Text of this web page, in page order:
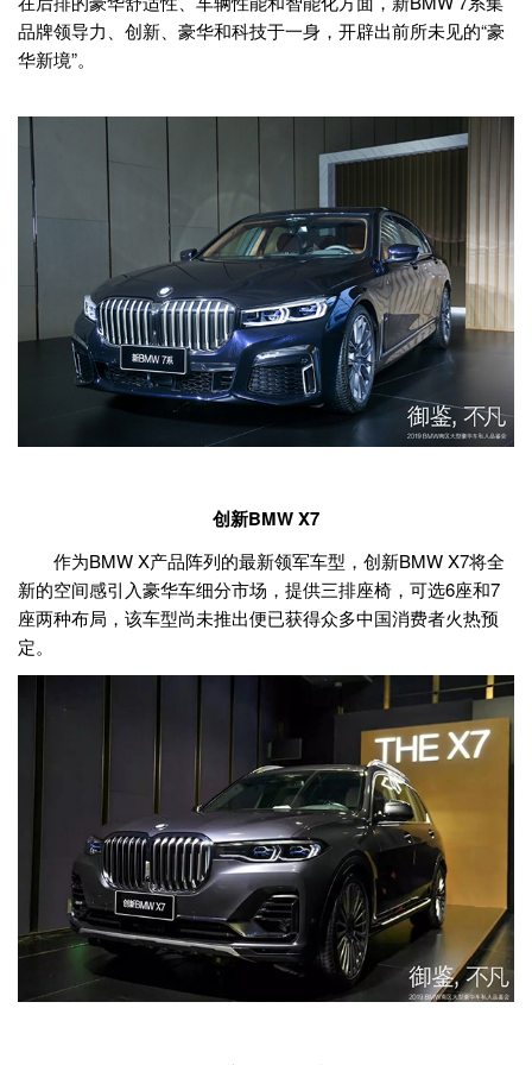
品牌领导力、创新、豪华和科技于一身，开辟出前所未见的“豪
华新境”。
创新BMW X7
作为BMW X产品阵列的最新领军车型，创新BMW X7将全
新的空间感引入豪华车细分市场，提供三排座椅，可选6座和7
座两种布局，该车型尚未推出便已获得众多中国消费者火热预
定。